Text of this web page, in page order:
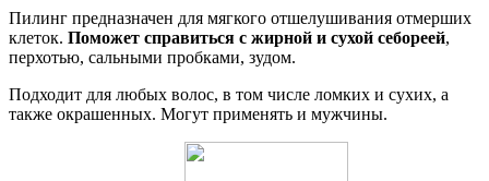
Пилинг предназначен для мягкого отшелушивания отмерших
клеток. Поможет справиться с жирной и сухой себореей,
перхотью, сальными пробками, зудом.
Подходит для любых волос, в том числе ломких и сухих, а
также окрашенных. Могут применять и мужчины.